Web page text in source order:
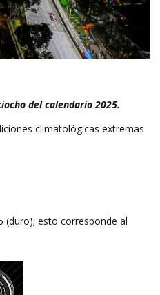
del calendario 2025.
climatológicas extremas
(duro); esto corresponde al